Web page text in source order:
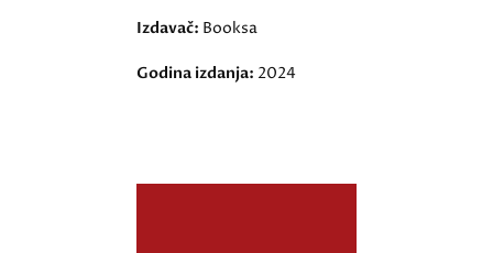
Izdavač: Booksa
Godina izdanja: 2024